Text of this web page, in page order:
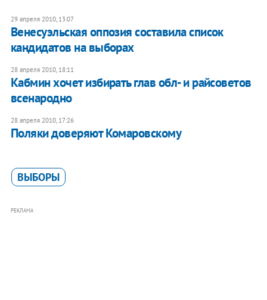
29 апреля 2010, 13:07
Венесуэльская оппозия составила список
кандидатов на выборах
28 апреля 2010, 18:11
Кабмин хочет избирать глав обл- и райсоветов
всенародно
28 апреля 2010, 17:26
Поляки доверяют Комаровскому
ВЫБОРЫ
РЕКЛАМА